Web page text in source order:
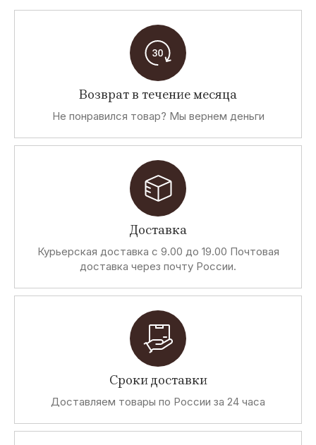
Возврат в течение месяца
Не понравился товар? Мы вернем деньги
Доставка
Курьерская доставка с 9.00 до 19.00 Почтовая
доставка через почту России.
Сроки доставки
Доставляем товары по России за 24 часа